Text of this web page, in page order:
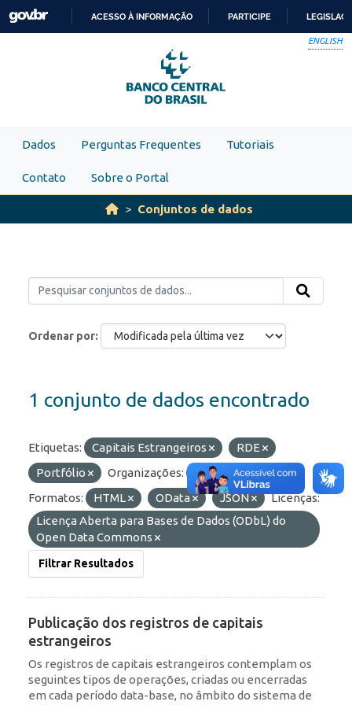
Skip to main content
PARA
O
CONTEÚDO
ACESSO À INFORMAÇÃO PARTICIPE
ENGLISH
Dados Perguntas Frequentes Tutoriais
Contato Sobre o Portal
Conjuntos de dados
Ordenar por
1 conjunto de dados encontrado
Etiquetas: Capitais Estrangeiros
RDE
Portfólio
Organizações:
BCB/Dstat
Formatos:
HTML OData JSON
Licenças:
Licença Aberta para Bases de Dados (ODbL) do
Open Data Commons
Filtrar Resultados
Publicação dos registros de capitais
estrangeiros
Os registros de capitais estrangeiros contemplam os
seguintes tipos de operações, criadas ou encerradas
em cada período data-base, no âmbito do sistema de